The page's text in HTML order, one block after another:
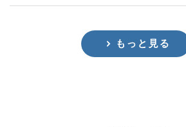
もっと見る